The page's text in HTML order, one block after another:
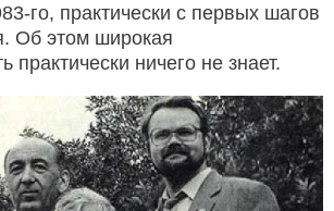
го, практически с первых шагов
Об этом широкая
практически ничего не знает.